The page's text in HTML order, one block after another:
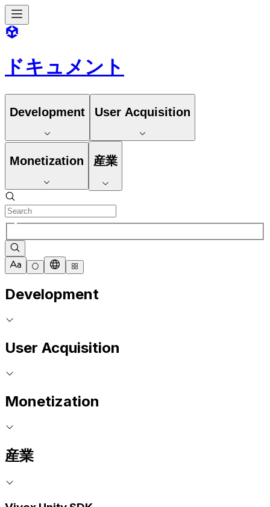
ドキュメント
Development User Acquisition
Monetization 産業
Development
User Acquisition
Monetization
産業